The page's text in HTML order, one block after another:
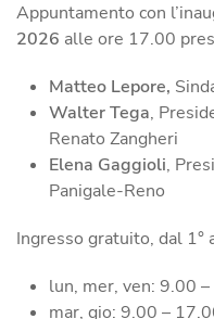
Appuntamento con
2026 alle ore 17.00
Matteo Lepore,
Walter Tega,
Renato Zangheri
Elena Gaggioli,
Panigale-Reno
Ingresso gratuito, dal
lun, mer, ven: 9.00
mar, gio: 9.00 –